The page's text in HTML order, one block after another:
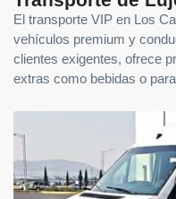
El transporte VIP en Los
vehículos premium y
clientes exigentes, ofrece
extras como bebidas o